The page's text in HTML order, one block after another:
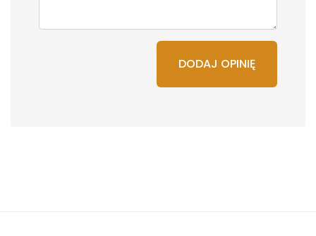
DODAJ OPINIĘ